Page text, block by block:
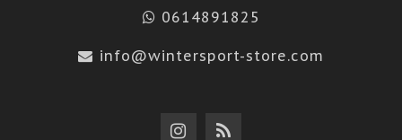
0614891825
info@wintersport-store.com